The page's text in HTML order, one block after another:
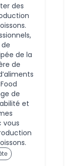
des
de la
de
de
et
vous